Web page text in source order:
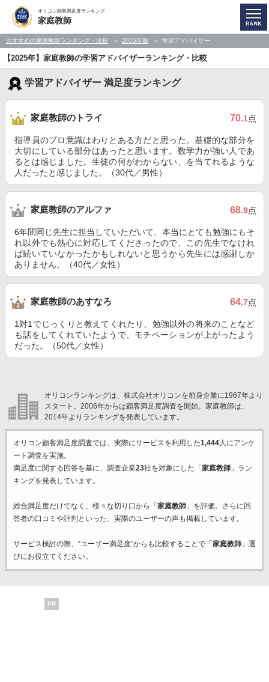
オリコン顧客満足度ランキング
家庭教師
おすすめの家庭教師ランキング・比較 2025年版 学習アドバイザー
【2025年】家庭教師の学習アドバイザーランキング・比較
学習アドバイザー 満足度ランキング
家庭教師のトライ 70.1点
指導員のプロ意識はわりとある方だと思った。基礎的な部分を
大切にしている部分はあったと思います。数学力が強い人であ
るとは感じました。生徒の何がわからない、を当てれるような
人だったと感じました。（30代／男性）
家庭教師のアルファ 68.9点
6年間同じ先生に担当していただいて、本当にとても勉強にもそ
れ以外でも熱心に対応してくださったので、この先生でなけれ
ば続いていなかったかもしれないと思うから先生には感謝しか
ありません。（40代／女性）
家庭教師のあすなろ 64.7点
1対1でじっくりと教えてくれたり、勉強以外の将来のことなど
も話をしてくれていたようで、モチベーションが上がったよう
だった。（50代／女性）
オリコンランキングは、株式会社オリコンを前身企業に1967年より
スタート。2006年からは顧客満足度調査を開始。家庭教師は、
2014年よりランキングを発表しています。
オリコン顧客満足度調査では、実際にサービスを利用した1,444人にアンケ
ート調査を実施。
満足度に関する回答を基に、調査企業23社を対象にした「 家庭教師」ラン
キングを発表しています。
総合満足度だけでなく、様々な切り口から「 家庭教師」を評価。さらに回
答者の口コミや評判といった、実際のユーザーの声も掲載しています。
サービス検討の際、“ユーザー満足度”からも比較することで「 家庭教師」選
びにお役立てください。
PR